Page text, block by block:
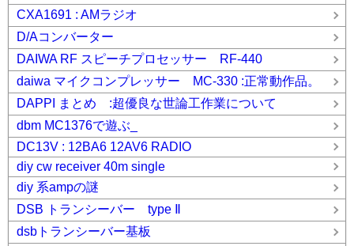
CXA1691 : AMラジオ
D/Aコンバーター
DAIWA RF スピーチプロセッサー RF-440
daiwa マイクコンプレッサー MC-330 :正常動作品。
DAPPI まとめ :超優良な世論工作業について
dbm MC1376で遊ぶ_
DC13V : 12BA6 12AV6 RADIO
diy cw receiver 40m single
diy 系ampの謎
DSB トランシーバー type Ⅱ
dsbトランシーバー基板